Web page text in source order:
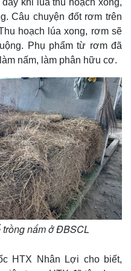
g
m
e
khi lúa thu hoạch xong,
Câu chuyện đốt rơm trên
hoạch lúa xong, rơm sẽ
Phụ phẩm từ rơm đã
nấm, làm phân hữu cơ.
nấm ở ĐBSCL
HTX Nhân Lợi cho biết,